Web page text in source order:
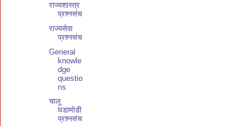
राज्यशास्त्र
प्रश्नसंच
राज्यसेवा
प्रश्नसंच
General
knowle
dge
questio
ns
चालू
घडामोडी
प्रश्नसंच